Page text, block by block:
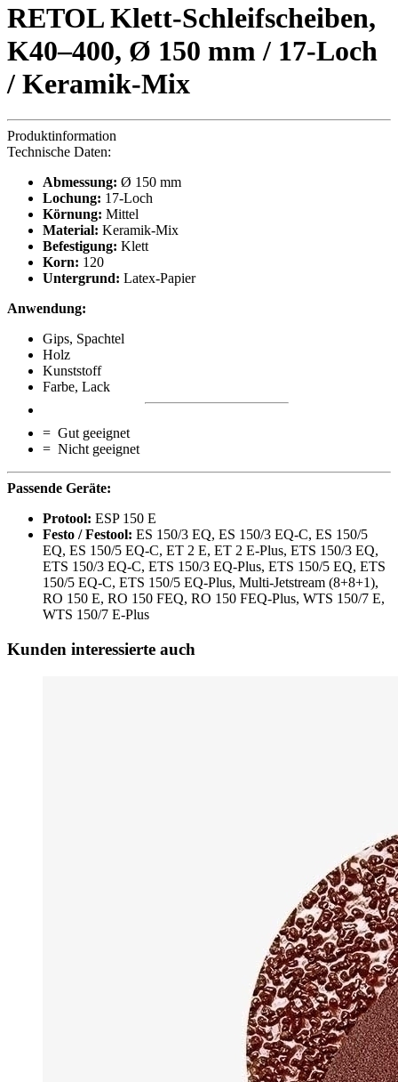
RETOL Klett-Schleifscheiben,
K40–400, Ø 150 mm / 17-Loch
/ Keramik-Mix
Produktinformation
Technische Daten:
Abmessung: Ø 150 mm
Lochung: 17-Loch
Körnung: Mittel
Material: Keramik-Mix
Befestigung: Klett
Korn: 120
Untergrund: Latex-Papier
Anwendung:
Gips, Spachtel
Holz
Kunststoff
Farbe, Lack
= Gut geeignet
= Nicht geeignet
Passende Geräte:
Protool: ESP 150 E
Festo / Festool: ES 150/3 EQ, ES 150/3 EQ-C, ES 150/5
EQ, ES 150/5 EQ-C, ET 2 E, ET 2 E-Plus, ETS 150/3 EQ,
ETS 150/3 EQ-C, ETS 150/3 EQ-Plus, ETS 150/5 EQ, ETS
150/5 EQ-C, ETS 150/5 EQ-Plus, Multi-Jetstream (8+8+1),
RO 150 E, RO 150 FEQ, RO 150 FEQ-Plus, WTS 150/7 E,
WTS 150/7 E-Plus
Kunden interessierte auch